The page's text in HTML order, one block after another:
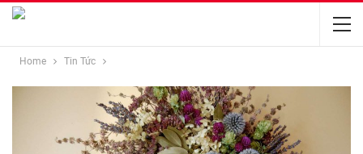
Home Tin Tức